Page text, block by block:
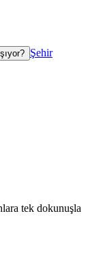
Şehir
tek dokunuşla